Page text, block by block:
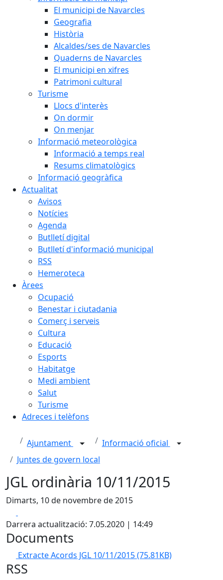
El municipi de Navarcles
Geografia
Història
Alcaldes/ses de Navarcles
Quaderns de Navarcles
El municipi en xifres
Patrimoni cultural
Turisme
Llocs d'interès
On dormir
On menjar
Informació meteorològica
Informació a temps real
Resums climatològics
Informació geogràfica
Actualitat
Avisos
Notícies
Agenda
Butlletí digital
Butlletí d'informació municipal
RSS
Hemeroteca
Àrees
Ocupació
Benestar i ciutadania
Comerç i serveis
Cultura
Educació
Esports
Habitatge
Medi ambient
Salut
Turisme
Adreces i telèfons
Ajuntament
Informació oficial
Juntes de govern local
JGL ordinària 10/11/2015
Dimarts, 10 de novembre de 2015
Darrera actualització: 7.05.2020 | 14:49
Documents
Extracte Acords JGL 10/11/2015(75.81KB)
RSS